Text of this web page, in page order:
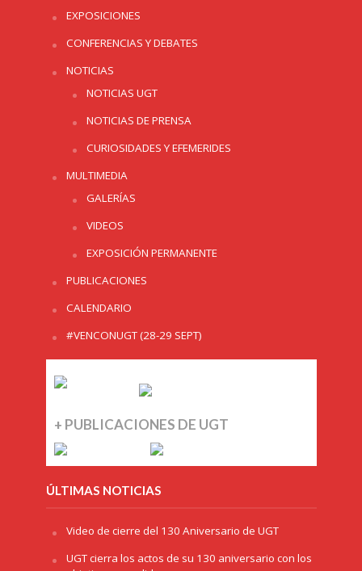
EXPOSICIONES
CONFERENCIAS Y DEBATES
NOTICIAS
NOTICIAS UGT
NOTICIAS DE PRENSA
CURIOSIDADES Y EFEMERIDES
MULTIMEDIA
GALERÍAS
VIDEOS
EXPOSICIÓN PERMANENTE
PUBLICACIONES
CALENDARIO
#VENCONUGT (28-29 SEPT)
+ PUBLICACIONES DE UGT
ÚLTIMAS NOTICIAS
Video de cierre del 130 Aniversario de UGT
UGT cierra los actos de su 130 aniversario con los